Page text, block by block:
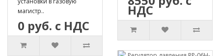
магистр..
0 руб. с НДС
НДС